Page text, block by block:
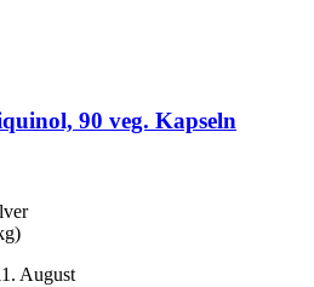
90 veg. Kapseln
August